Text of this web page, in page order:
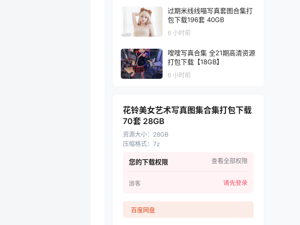
过期米线线喵写真套图合集打
包下载196套 40GB
6 小时前
嗖嗖写真合集 全21期高清资源
打包下载【18GB】
6 小时前
花铃美女艺术写真图集合集打包下载
70套 28GB
资源大小： 28GB
压缩格式： 7z
您的下载权限 查看全部权限
游客 请先登录
百度网盘